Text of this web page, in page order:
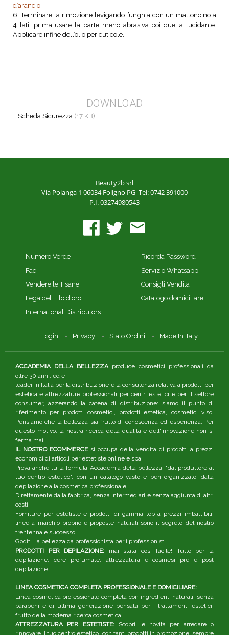
d’arancio
6. Terminare la rimozione levigando l’unghia con un mattoncino a
4 lati: prima usare la parte meno abrasiva poi quella lucidante.
Applicare infine dell’olio per cuticole.
DOWNLOAD
Scheda Sicurezza (17 KB)
Beauty2b srl
Via Polanga 1 06034 Foligno PG Tel: 0742 391000
P.I. 03274980543
Numero Verde
Faq
Vendere le Tisane
Lega del Filo d'oro
International Distributors
Ricorda Password
Servizio Whatsapp
Consigli Vendita
Catalogo domiciliare
Login Privacy Stato Ordini Made In Italy
ACCADEMIA DELLA BELLEZZAproduce cosmetici professionali da
oltre 30 anni, ed è
leader in Italia per la distribuzione e la consulenza relativa a prodotti per
estetica e attrezzature professionali per centri estetici e per il settore
consumer, azzerando la catena di distribuzione: siamo il punto di
riferimento per prodotti cosmetici, prodotti estetica, cosmetici viso.
Pensiamo che la bellezza sia frutto di conoscenza ed esperienza. Per
questo motivo, la nostra ricerca della qualità e dell'innovazione non si
ferma mai.
IL NOSTRO ECOMMERCEsi occupa della vendita di prodotti a prezzi
economici di articoli per estetiste online e spa.
Prova anche tu la formula Accademia della bellezza: "dal produttore al
tuo centro estetico", con un catalogo vasto e ben organizzato, dalla
depilazione alla cosmetica professionale.
Direttamente dalla fabbrica, senza intermediari e senza aggiunta di altri
costi.
Forniture per estetiste e prodotti di gamma top a prezzi imbattibili,
linee a marchio proprio e proposte naturali sono il segreto del nostro
trentennale successo.
Goditi La bellezza da professionista per i professionisti.
PRODOTTI PER DEPILAZIONE: mai stata così facile! Tutto per la
depilazione, cere profumate, attrezzatura e cosmesi pre e post
depilazione.
LINEA COSMETICA COMPLETA PROFESSIONALE E DOMICILIARE:
Linea cosmetica professionale completa con ingredienti naturali, senza
parabeni e di ultima generazione pensata per i trattamenti estetici,
frutto della moderna ricerca cosmetica.
ATTREZZATURA PER ESTETISTE:Scopri le novità per arredare o
rinnovare il tuo centro estetico, con tanti prodotti in promozione, sempre